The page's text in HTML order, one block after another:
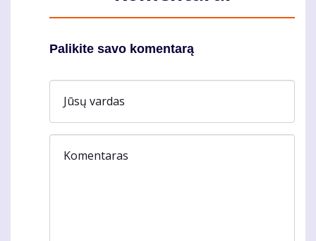
Palikite savo komentarą
Jūsų vardas
Komentaras